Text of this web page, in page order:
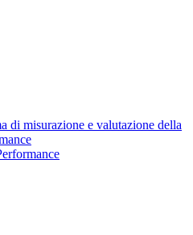
di misurazione e valutazione della